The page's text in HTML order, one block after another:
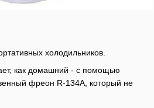
холодильников.
как домашний - с помощью
фреон R-134A, который не